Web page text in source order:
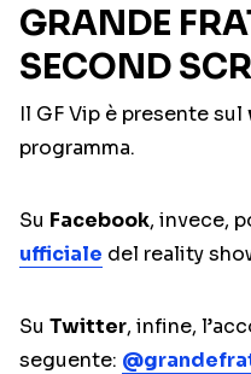
GRANDE
SECOND
Il GF Vip è presente sul
programma.
Su Facebook, invece,
ufficiale del reality
Su Twitter, infine,
seguente: